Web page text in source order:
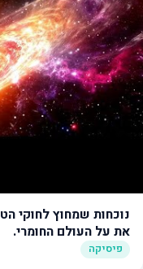
נוכחות שמחוץ לחוקי
את על העולם החומרי.
פיסיקה